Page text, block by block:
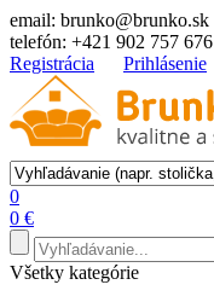
email: brunko@brunko.sk
telefón: +421 902 757 676
Registrácia
Prihlásenie
0
0 €
Všetky kategórie